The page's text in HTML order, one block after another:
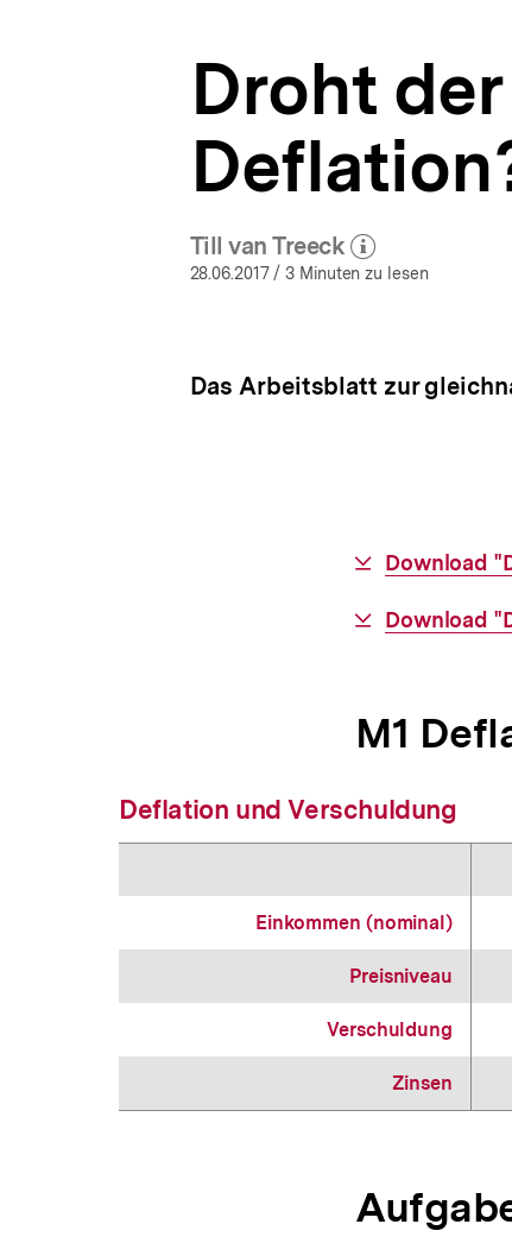
Droht
Till van Treeck
(Mehr zum Autor)
öffnen
28.06.2017/ 3 Minuten zu lesen
Das Arbeitsblatt zur
Interner
Download
Interner
Download
M1
Deflation und Verschuldung
Einkommen (nominal)
Preisniveau
Verschuldung
Zinsen